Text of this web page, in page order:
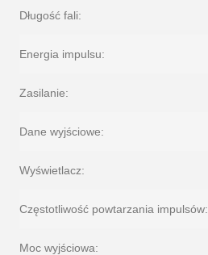
Długość fali:
Energia impulsu:
Zasilanie:
Dane wyjściowe:
Wyświetlacz:
Częstotliwość powtarzania impulsów:
Moc wyjściowa: